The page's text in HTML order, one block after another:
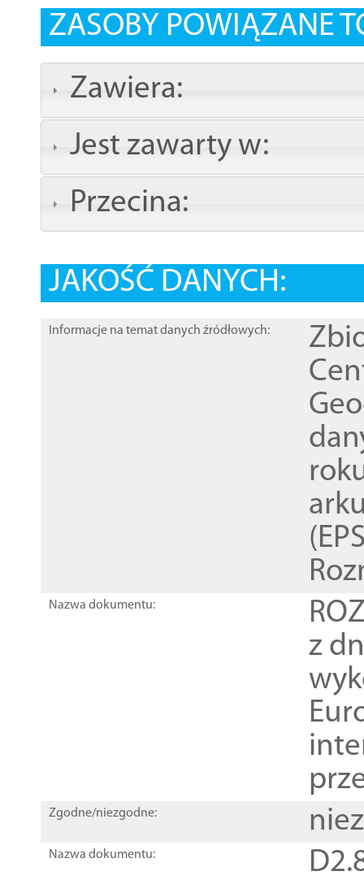
ZASOBY POWIĄZANE
Zawiera:
Jest zawarty w:
Przecina:
JAKOŚĆ DANYCH:
Informacje na temat danych źródłowych:
Nazwa dokumentu:
z
Zgodne/niezgodne:
Nazwa dokumentu: